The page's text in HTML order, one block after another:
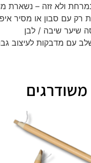
ולא זזה – נשארת
רק עם סבון או מסיר
שיער שיבה / לבן
עם מדבקות לעיצוב